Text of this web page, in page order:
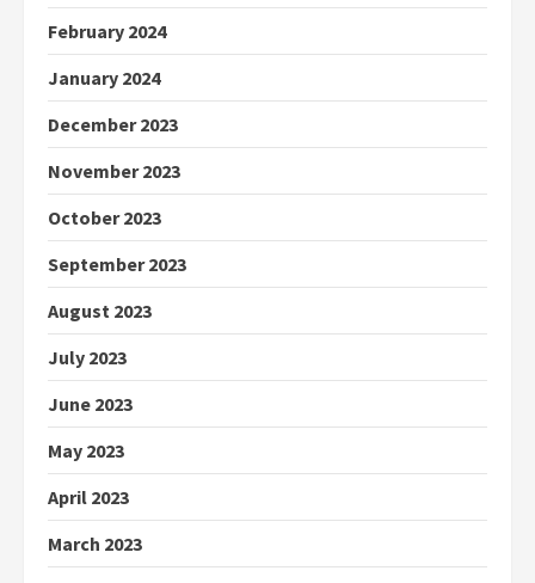
February 2024
January 2024
December 2023
November 2023
October 2023
September 2023
August 2023
July 2023
June 2023
May 2023
April 2023
March 2023